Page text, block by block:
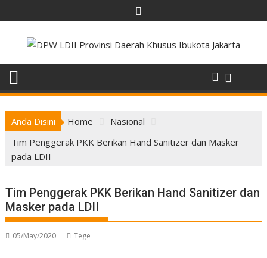
to
content
Anda Disini Home
Nasional
Tim Penggerak PKK Berikan Hand Sanitizer dan Masker
pada LDII
Tim Penggerak PKK Berikan Hand Sanitizer dan
Masker pada LDII
05/May/2020 Tege